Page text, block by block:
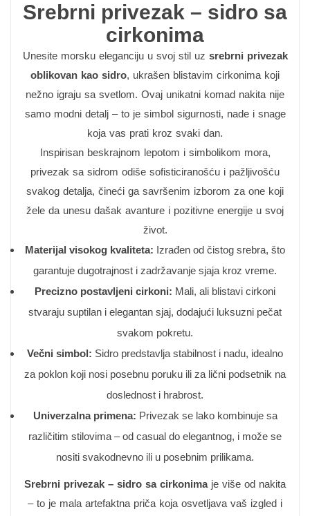
Srebrni privezak – sidro sa
cirkonima
Unesite morsku eleganciju u svoj stil uz srebrni privezak
oblikovan kao sidro, ukrašen blistavim cirkonima koji
nežno igraju sa svetlom. Ovaj unikatni komad nakita nije
samo modni detalj – to je simbol sigurnosti, nade i snage
koja vas prati kroz svaki dan.
Inspirisan beskrajnom lepotom i simbolikom mora,
privezak sa sidrom odiše sofisticiranošću i pažljivošću
svakog detalja, čineći ga savršenim izborom za one koji
žele da unesu dašak avanture i pozitivne energije u svoj
život.
Materijal visokog kvaliteta: Izrađen od čistog srebra, što
garantuje dugotrajnost i zadržavanje sjaja kroz vreme.
Precizno postavljeni cirkoni: Mali, ali blistavi cirkoni
stvaraju suptilan i elegantan sjaj, dodajući luksuzni pečat
svakom pokretu.
Večni simbol: Sidro predstavlja stabilnost i nadu, idealno
za poklon koji nosi posebnu poruku ili za lični podsetnik na
doslednost i hrabrost.
Univerzalna primena: Privezak se lako kombinuje sa
različitim stilovima – od casual do elegantnog, i može se
nositi svakodnevno ili u posebnim prilikama.
Srebrni privezak – sidro sa cirkonimaje više od nakita
– to je mala artefaktna priča koja osvetljava vaš izgled i